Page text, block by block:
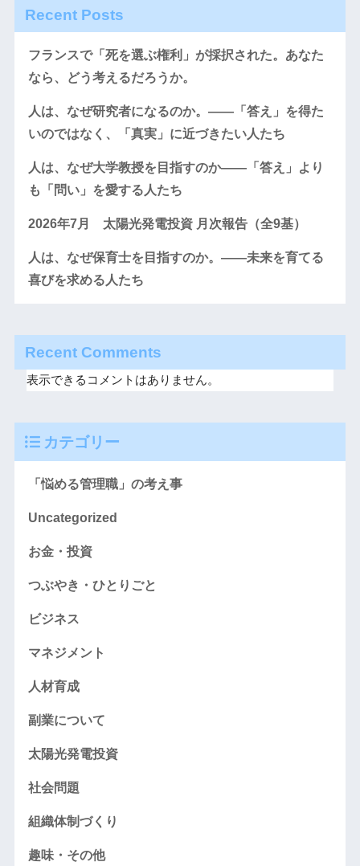
Recent Posts
フランスで「死を選ぶ権利」が採択された。あなた
なら、どう考えるだろうか。
人は、なぜ研究者になるのか。――「答え」を得た
いのではなく、「真実」に近づきたい人たち
人は、なぜ大学教授を目指すのか――「答え」より
も「問い」を愛する人たち
2026年7月 太陽光発電投資 月次報告（全9基）
人は、なぜ保育士を目指すのか。――未来を育てる
喜びを求める人たち
Recent Comments
表示できるコメントはありません。
カテゴリー
「悩める管理職」の考え事
Uncategorized
お金・投資
つぶやき・ひとりごと
ビジネス
マネジメント
人材育成
副業について
太陽光発電投資
社会問題
組織体制づくり
趣味・その他